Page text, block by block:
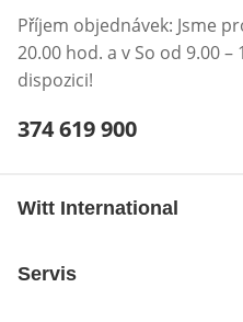
Příjem objednávek: Jsme
20.00 hod. a v So od 9.00
dispozici!
Telefonní číslo:
374 619 900
Witt International
Servis